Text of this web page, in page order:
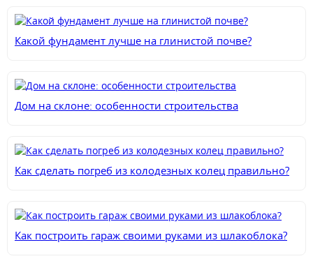
Какой фундамент лучше на глинистой почве?
Дом на склоне: особенности строительства
Как сделать погреб из колодезных колец правильно?
Как построить гараж своими руками из шлакоблока?